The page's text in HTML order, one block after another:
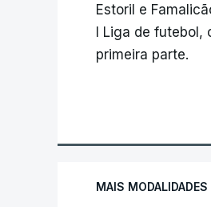
Estoril e
I Liga de
primeira parte.
MAIS MODALIDADES